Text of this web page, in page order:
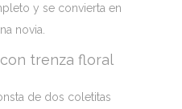
y se convierta en
novia.
trenza floral
de dos coletitas